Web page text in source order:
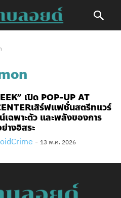
เปิด POP-UP AT
เสิร์ฟแฟชั่นสตรีทแวร์
เฉพาะตัว และพลังของการ
างอิสระ
- 13 พ.ค. 2026